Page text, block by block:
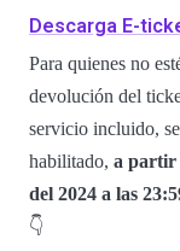
Descarga E-
Para quienes no
devolución del
servicio incluido,
habilitado, a partir
del 2024 a las
👇